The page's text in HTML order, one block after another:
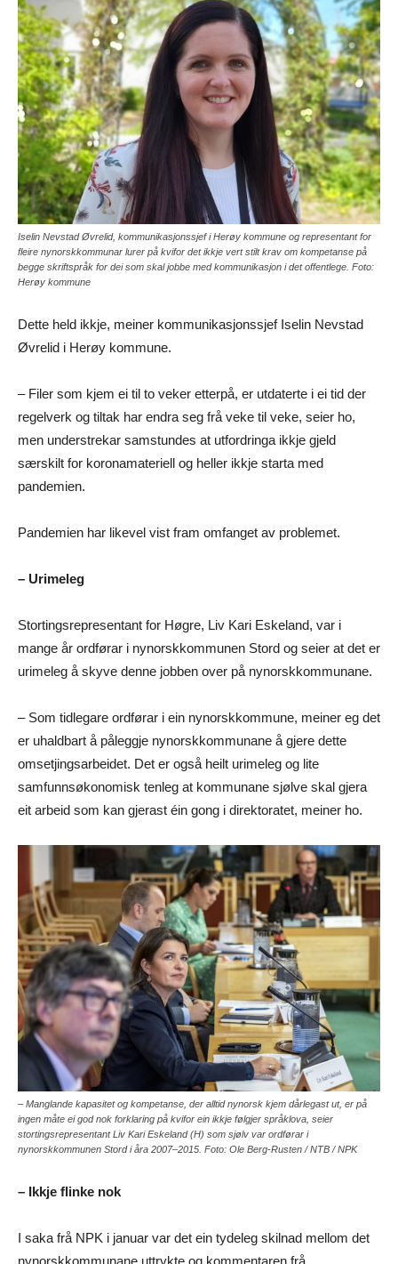
Iselin Nevstad Øvrelid, kommunikasjonssjef i Herøy kommune og representant for
fleire nynorskkommunar lurer på kvifor det ikkje vert stilt krav om kompetanse på
begge skriftspråk for dei som skal jobbe med kommunikasjon i det offentlege. Foto:
Herøy kommune
Dette held ikkje, meiner kommunikasjonssjef Iselin Nevstad
Øvrelid i Herøy kommune.
– Filer som kjem ei til to veker etterpå, er utdaterte i ei tid der
regelverk og tiltak har endra seg frå veke til veke, seier ho,
men understrekar samstundes at utfordringa ikkje gjeld
særskilt for koronamateriell og heller ikkje starta med
pandemien.
Pandemien har likevel vist fram omfanget av problemet.
– Urimeleg
Stortingsrepresentant for Høgre, Liv Kari Eskeland, var i
mange år ordførar i nynorskkommunen Stord og seier at det er
urimeleg å skyve denne jobben over på nynorskkommunane.
– Som tidlegare ordførar i ein nynorskkommune, meiner eg det
er uhaldbart å påleggje nynorskkommunane å gjere dette
omsetjingsarbeidet. Det er også heilt urimeleg og lite
samfunnsøkonomisk tenleg at kommunane sjølve skal gjera
eit arbeid som kan gjerast éin gong i direktoratet, meiner ho.
– Manglande kapasitet og kompetanse, der alltid nynorsk kjem dårlegast ut, er på
ingen måte ei god nok forklaring på kvifor ein ikkje følgjer språklova, seier
stortingsrepresentant Liv Kari Eskeland (H) som sjølv var ordførar i
nynorskkommunen Stord i åra 2007–2015. Foto: Ole Berg-Rusten / NTB / NPK
– Ikkje flinke nok
I saka frå NPK i januar var det ein tydeleg skilnad mellom det
nynorskkommunane uttrykte og kommentaren frå